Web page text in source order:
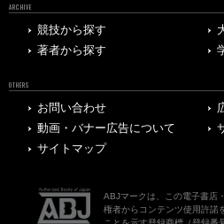
ARCHIVE
競技から探す
著者から探す
OTHERS
お問い合わせ
動画・バナー広告について
サイトマップ
ABJマークは、この電子書店
権者からコンテンツ使用許諾